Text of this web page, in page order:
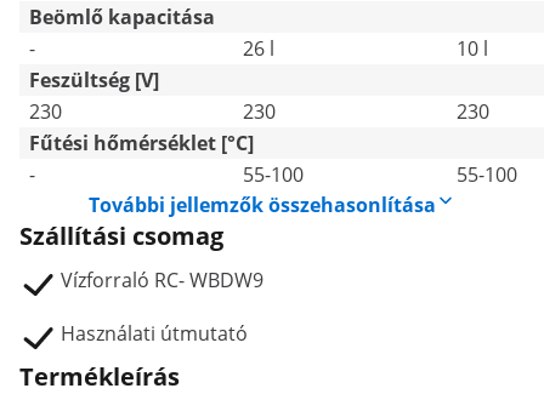
Beömlő kapacitása
-
26 l
10 l
Feszültség [V]
230
230
230
Fűtési hőmérséklet [°C]
-
55-100
55-100
További jellemzők összehasonlítása
Szállítási csomag
Vízforraló RC- WBDW9
Használati útmutató
Termékleírás